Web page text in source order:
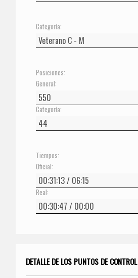
Categoría:
Posiciones:
General:
Categoría:
Tiempos:
Oficial:
Real:
DETALLE DE LOS PUNTOS DE CONTROL